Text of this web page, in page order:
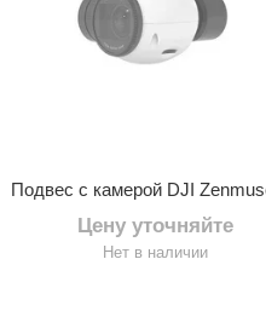
Подвес с камерой DJI
Цену уточняйте
Нет в наличии